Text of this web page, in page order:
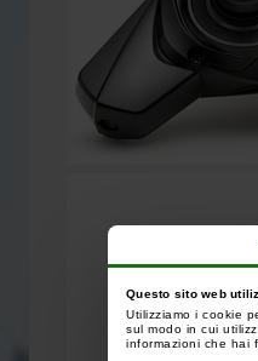
Questo sito web
Utilizziamo i cookie
sul modo in cui
informazioni che hai